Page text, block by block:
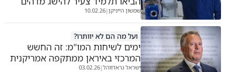
שמשון הייניקן|
10.02.26
ועל מה הם לא יוותרו?
ימים לשיחות המו"מ: זה החשש
המרכזי באיראן ממתקפה אמריקנית
ישראל גראדווהל|
03.02.26